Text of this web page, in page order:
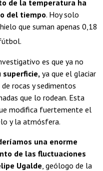
de la temperatura ha
del tiempo. Hoy solo
que suman apenas 0,18
es que ya no
superficie, ya que el glaciar
rocas y sedimentos
que lo rodean. Esta
modifica fuertemente el
y la atmósfera.
una enorme
de las fluctuaciones
Ugalde , geólogo de la